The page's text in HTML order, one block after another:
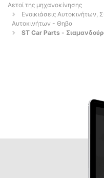
Αετοί της μηχανοκίνησης
Ενοικιάσεις Αυτοκινήτων,
Αυτοκινήτων - Θηβα
ST Car Parts -